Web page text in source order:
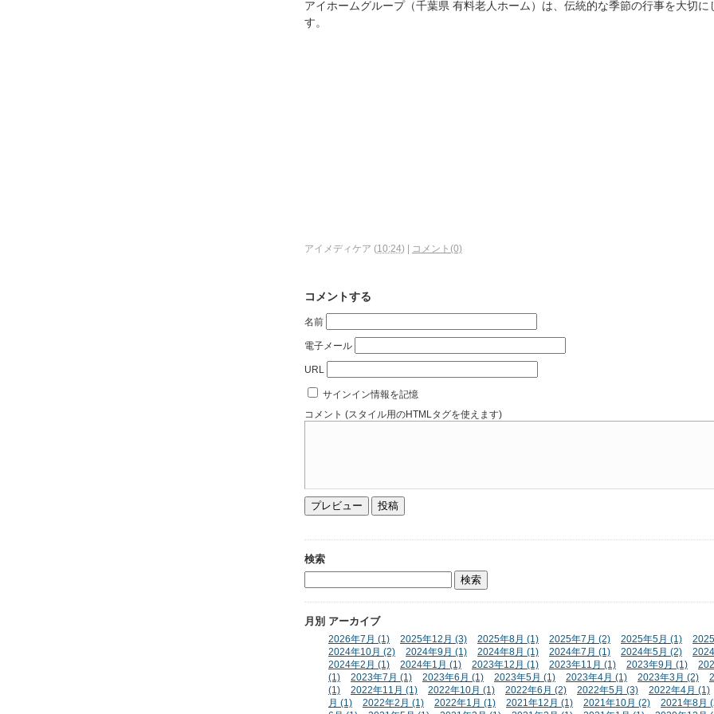
アイホームグループ（千葉県 有料老人ホーム）は、伝統的な季節の行事を大切に
す。
アイメディケア (10:24) コメント(0)
コメントする
名前
電子メール
URL
サインイン情報を記憶
コメント (スタイル用のHTMLタグを使えます)
検索
月別 アーカイブ
2026年7月 (1) 2025年12月 (3) 2025年8月 (1) 2025年7月 (2) 2025年5月 (1)
2024年10月 (2)
2024年9月 (1) 2024年8月 (1) 2024年7月 (1) 2024年5月 (2)
2024年2月 (1)
2024年1月 (1) 2023年12月 (1) 2023年11月 (1) 2023年9月 (1)
(1)
2023年7月 (1) 2023年6月 (1) 2023年5月 (1) 2023年4月 (1) 2023年3月 (2)
(1)
2022年11月 (1) 2022年10月 (1) 2022年6月 (2) 2022年5月 (3) 2022年4月 (1)
月 (1)
2022年2月 (1) 2022年1月 (1) 2021年12月 (1) 2021年10月 (2) 2021年8月